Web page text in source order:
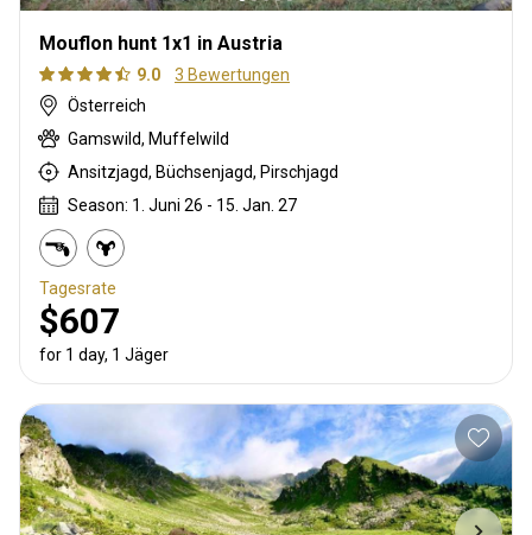
Mouflon hunt 1x1 in Austria
9.0
3 Bewertungen
Österreich
Gamswild, Muffelwild
Ansitzjagd, Büchsenjagd, Pirschjagd
Season: 1. Juni 26 - 15. Jan. 27
Tagesrate
$607
for 1 day, 1 Jäger